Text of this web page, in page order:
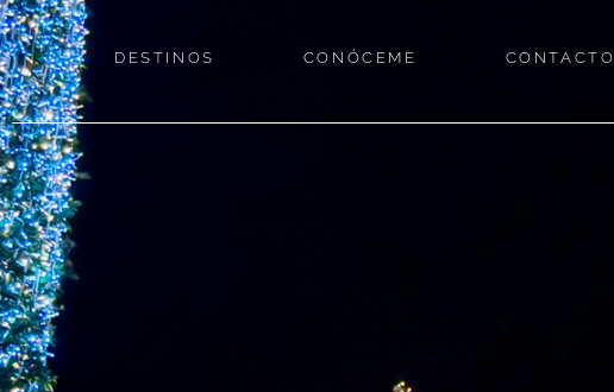
DESTINOS CONÓCEME CONTACTO